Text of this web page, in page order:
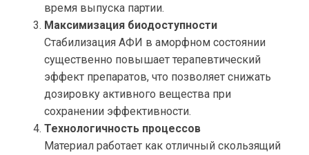
время выпуска партии.
Максимизация биодоступности
Стабилизация АФИ в аморфном состоянии
существенно повышает терапевтический
эффект препаратов, что позволяет снижать
дозировку активного вещества при
сохранении эффективности.
Технологичность процессов
Материал работает как отличный скользящий